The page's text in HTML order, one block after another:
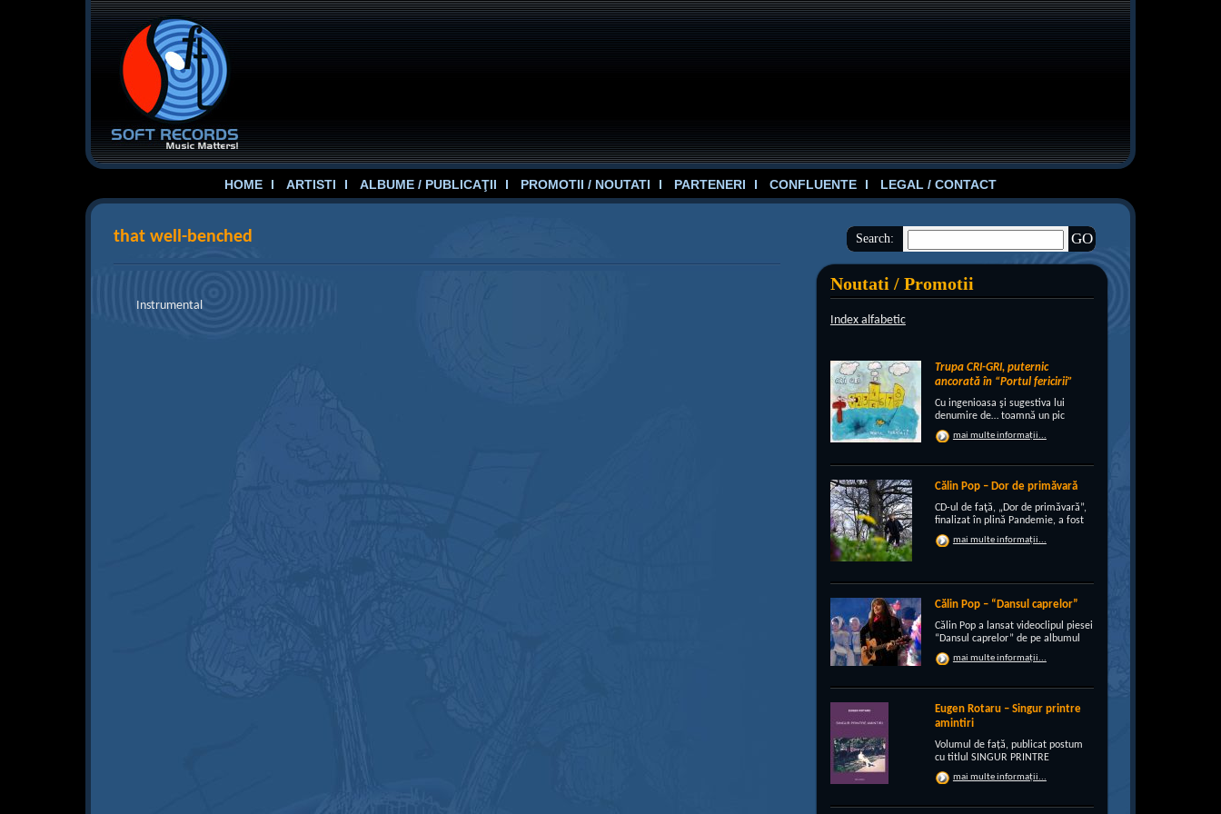
HOME ARTISTI ALBUME / PUBLICAŢII PROMOTII / NOUTATI PARTENERI CONFLUENTE LEGAL / CONTACT
Search:
Noutati / Promotii
Index alfabetic
Trupa CRI-GRI, puternic
ancorată în “Portul fericirii”
Cu ingenioasa şi sugestiva lui
denumire de… toamnă un pic
“încruntată”, elegant suprapusă
unei existenţe de peste un sfert de
voios anotimpul ruginiu al
melancoliilor de tot soiul, cu un nou
[…]
mai multe informații...
Călin Pop – Dor de primăvară
CD-ul de faţă, „Dor de primăvară”,
finalizat în plină Pandemie, a fost
conceput, pe de-a intregul, de
rocker-ul Călin Pop, inconfundabil
publică electrizantă, de
experimentat vocalist […]
mai multe informații...
Călin Pop – “Dansul caprelor”
Călin Pop a lansat videoclipul piesei
“Dansul caprelor” de pe albumul
“Ritual de iarnă”. Premiera a avut
loc pe 27.12.2020 pe canalul
Jocul caprei este un obicei întâlnit
în perioada […]
mai multe informații...
Eugen Rotaru – Singur printre
amintiri
Volumul de față, publicat postum
cu titlul SINGUR PRINTRE
AMINTIRI, este o confesiune a lui
Eugen Rotaru despre bunii lui
unul, și l-au lăsat din ce în ce mai
mai multe informații...
that well-benched
Instrumental